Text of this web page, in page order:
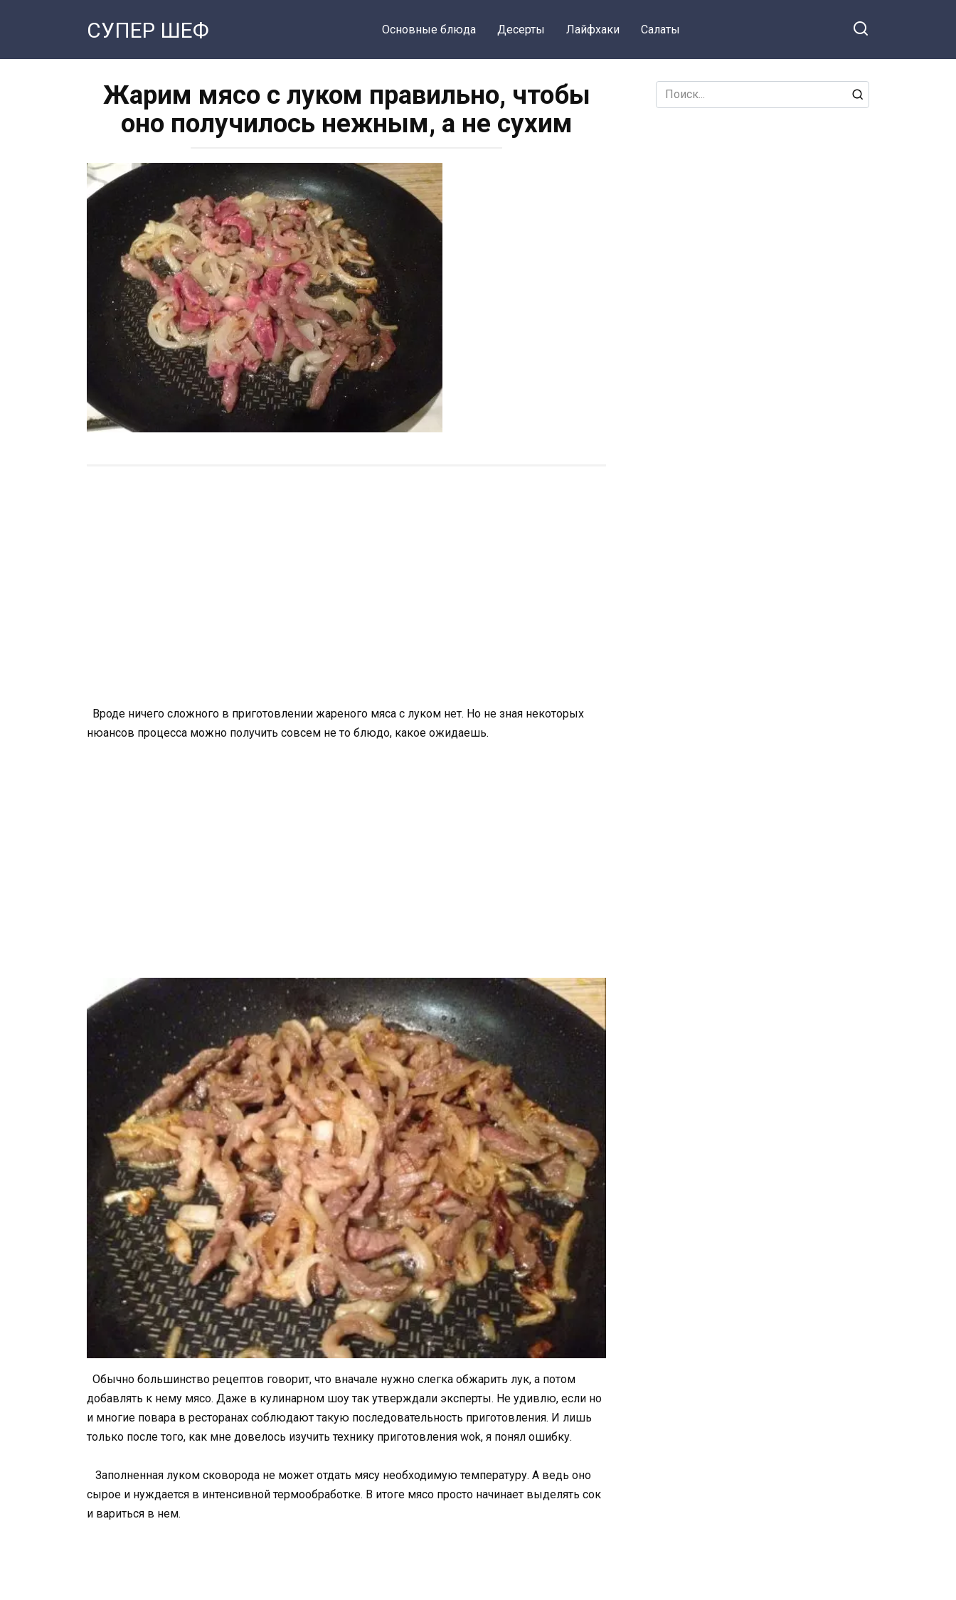
СУПЕР ШЕФ Основные блюда Десерты Лайфхаки Салаты
Жарим мясо с луком правильно, чтобы
оно получилось нежным, а не сухим
Вроде ничего сложного в приготовлении жареного мяса с луком нет. Но не зная некоторых
нюансов процесса можно получить совсем не то блюдо, какое ожидаешь.
Обычно большинство рецептов говорит, что вначале нужно слегка обжарить лук, а потом
добавлять к нему мясо. Даже в кулинарном шоу так утверждали эксперты. Не удивлю, если но
и многие повара в ресторанах соблюдают такую последовательность приготовления. И лишь
только после того, как мне довелось изучить технику приготовления wok, я понял ошибку.
Заполненная луком сковорода не может отдать мясу необходимую температуру. А ведь оно
сырое и нуждается в интенсивной термообработке. В итоге мясо просто начинает выделять сок
и вариться в нем.
Search
for: